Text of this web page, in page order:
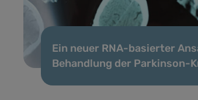
Ein neuer RNA-basierter
Behandlung der Parkinson-